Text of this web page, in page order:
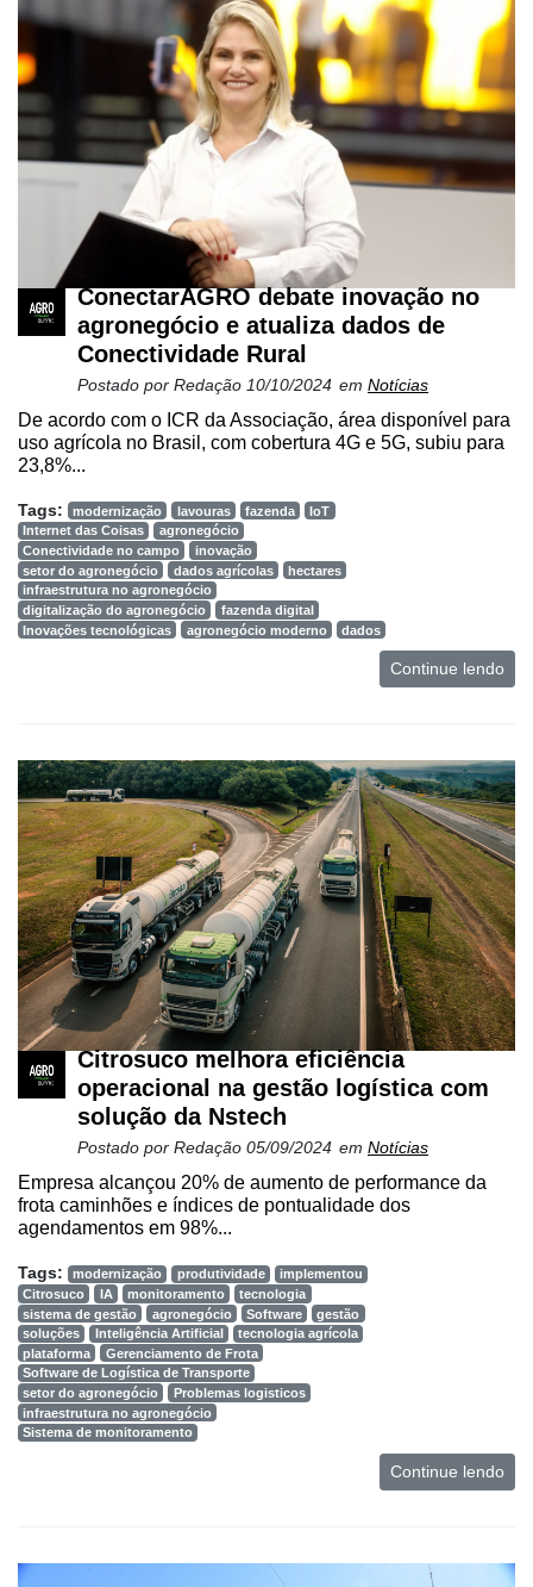
ConectarAGRO debate inovação no
agronegócio e atualiza dados de
Conectividade Rural
Postado por Redação 10/10/2024 em Notícias
De acordo com o ICR da Associação, área disponível para
uso agrícola no Brasil, com cobertura 4G e 5G, subiu para
23,8%...
Tags: modernização lavouras fazenda
IoT
Internet das Coisas
agronegócio
Conectividade no campo
inovação
setor do agronegócio
dados agrícolas
hectares
infraestrutura no agronegócio
digitalização do agronegócio
fazenda digital
Inovações tecnológicas
agronegócio moderno dados
Continue lendo
Citrosuco melhora eficiência
operacional na gestão logística com
solução da Nstech
Postado por Redação 05/09/2024 em Notícias
Empresa alcançou 20% de aumento de performance da
frota caminhões e índices de pontualidade dos
agendamentos em 98%...
Tags: modernização produtividade
implementou
Citrosuco
IA monitoramento
tecnologia
sistema de gestão
agronegócio Software
gestão
soluções
Inteligência Artificial
tecnologia agrícola
plataforma
Gerenciamento de Frota
Software de Logística de Transporte
setor do agronegócio
Problemas logisticos
infraestrutura no agronegócio
Sistema de monitoramento
Continue lendo